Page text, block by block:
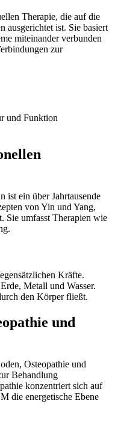
Therapie, die auf die
ausgerichtet ist. Sie basiert
miteinander verbunden
zur
und Funktion
ist ein über Jahrtausende
von Yin und Yang,
Sie umfasst Therapien wie
Kräfte.
Metall und Wasser.
den Körper fließt.
und
Osteopathie und
Behandlung
konzentriert sich auf
die energetische Ebene